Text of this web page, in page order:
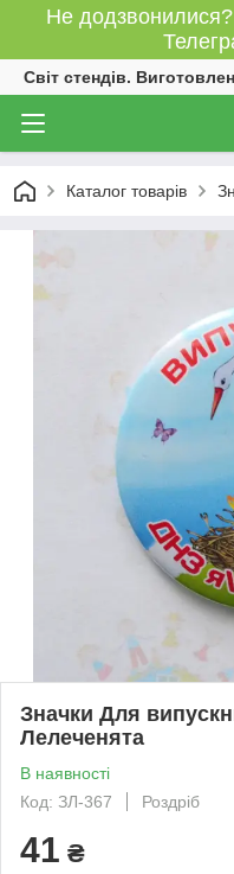
Не додзвонилися?
Світ стендів.
Каталог товарів
Значки Для
Лелеченята
В наявності
Код: ЗЛ-367
Роздріб
41 ₴